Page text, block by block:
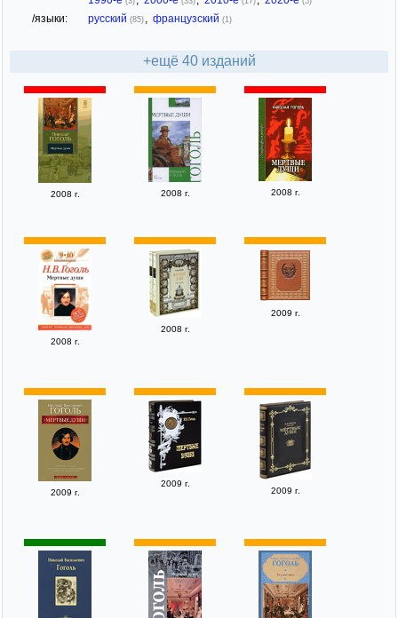
/языки: русский (85) французский (1)
+ещё 40 изданий
2008 г. 2008 г. 2008 г.
2008 г.
2008 г.
2009 г.
2009 г.
2009 г.
2009 г.